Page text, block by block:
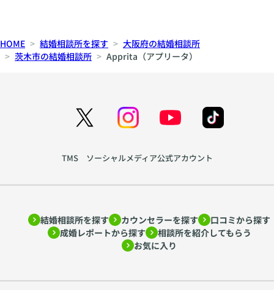
HOME 結婚相談所を探す
大阪府の結婚相談所
茨木市の結婚相談所
Apprita（アプリータ）
TMS ソーシャルメディア公式アカウント
結婚相談所を探す カウンセラーを探す
口コミから探す
成婚レポートから探す
相談所を紹介してもらう
お気に入り